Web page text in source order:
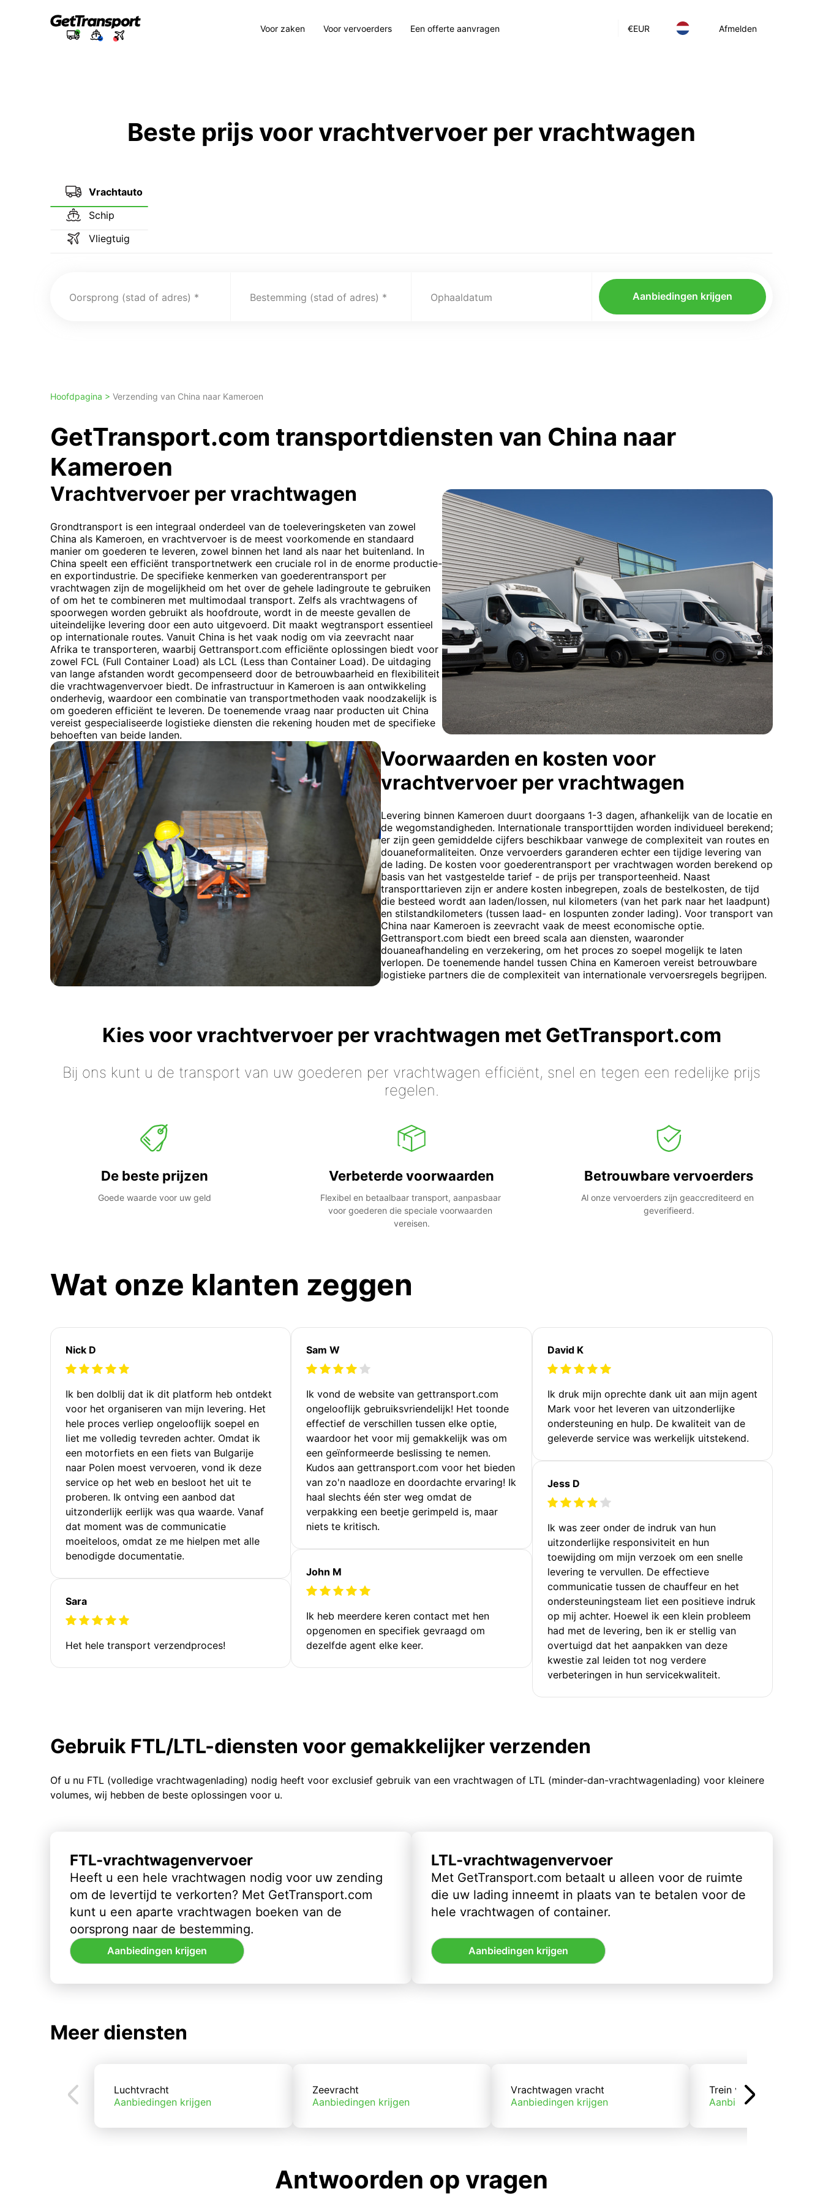
€EUR Afmelden
Voor zaken Voor vervoerders Een offerte aanvragen
Beste prijs voor vrachtvervoer per vrachtwagen
Vrachtauto
Schip
Vliegtuig
Oorsprong (stad of adres) Bestemming (stad of adres) Ophaaldatum Aanbiedingen krijgen
Hoofdpagina > Verzending van China naar Kameroen
GetTransport.com transportdiensten van China naar
Kameroen
Vrachtvervoer per vrachtwagen
Grondtransport is een integraal onderdeel van de toeleveringsketen van zowel
China als Kameroen, en vrachtvervoer is de meest voorkomende en standaard
manier om goederen te leveren, zowel binnen het land als naar het buitenland. In
China speelt een efficiënt transportnetwerk een cruciale rol in de enorme productie-
en exportindustrie. De specifieke kenmerken van goederentransport per
vrachtwagen zijn de mogelijkheid om het over de gehele ladingroute te gebruiken
of om het te combineren met multimodaal transport. Zelfs als vrachtwagens of
spoorwegen worden gebruikt als hoofdroute, wordt in de meeste gevallen de
uiteindelijke levering door een auto uitgevoerd. Dit maakt wegtransport essentieel
op internationale routes. Vanuit China is het vaak nodig om via zeevracht naar
Afrika te transporteren, waarbij Gettransport.com efficiënte oplossingen biedt voor
zowel FCL (Full Container Load) als LCL (Less than Container Load). De uitdaging
van lange afstanden wordt gecompenseerd door de betrouwbaarheid en flexibiliteit
die vrachtwagenvervoer biedt. De infrastructuur in Kameroen is aan ontwikkeling
onderhevig, waardoor een combinatie van transportmethoden vaak noodzakelijk is
om goederen efficiënt te leveren. De toenemende vraag naar producten uit China
vereist gespecialiseerde logistieke diensten die rekening houden met de specifieke
behoeften van beide landen.
Voorwaarden en kosten voor
vrachtvervoer per vrachtwagen
Levering binnen Kameroen duurt doorgaans 1-3 dagen, afhankelijk van de locatie en
de wegomstandigheden. Internationale transporttijden worden individueel berekend;
er zijn geen gemiddelde cijfers beschikbaar vanwege de complexiteit van routes en
douaneformaliteiten. Onze vervoerders garanderen echter een tijdige levering van
de lading. De kosten voor goederentransport per vrachtwagen worden berekend op
basis van het vastgestelde tarief - de prijs per transporteenheid. Naast
transporttarieven zijn er andere kosten inbegrepen, zoals de bestelkosten, de tijd
die besteed wordt aan laden/lossen, nul kilometers (van het park naar het laadpunt)
en stilstandkilometers (tussen laad- en lospunten zonder lading). Voor transport van
China naar Kameroen is zeevracht vaak de meest economische optie.
Gettransport.com biedt een breed scala aan diensten, waaronder
douaneafhandeling en verzekering, om het proces zo soepel mogelijk te laten
verlopen. De toenemende handel tussen China en Kameroen vereist betrouwbare
logistieke partners die de complexiteit van internationale vervoersregels begrijpen.
Kies voor vrachtvervoer per vrachtwagen met GetTransport.com
Bij ons kunt u de transport van uw goederen per vrachtwagen efficiënt, snel en tegen een redelijke prijs
regelen.
De beste prijzen
Goede waarde voor uw geld
Verbeterde voorwaarden
Flexibel en betaalbaar transport, aanpasbaar
voor goederen die speciale voorwaarden
vereisen.
Betrouwbare vervoerders
Al onze vervoerders zijn geaccrediteerd en
geverifieerd.
Wat onze klanten zeggen
Nick D
Ik ben dolblij dat ik dit platform heb ontdekt
voor het organiseren van mijn levering. Het
hele proces verliep ongelooflijk soepel en
liet me volledig tevreden achter. Omdat ik
een motorfiets en een fiets van Bulgarije
naar Polen moest vervoeren, vond ik deze
service op het web en besloot het uit te
proberen. Ik ontving een aanbod dat
uitzonderlijk eerlijk was qua waarde. Vanaf
dat moment was de communicatie
moeiteloos, omdat ze me hielpen met alle
benodigde documentatie.
Sara
Het hele transport verzendproces!
Sam W
Ik vond de website van gettransport.com
ongelooflijk gebruiksvriendelijk! Het toonde
effectief de verschillen tussen elke optie,
waardoor het voor mij gemakkelijk was om
een geïnformeerde beslissing te nemen.
Kudos aan gettransport.com voor het bieden
van zo'n naadloze en doordachte ervaring! Ik
haal slechts één ster weg omdat de
verpakking een beetje gerimpeld is, maar
niets te kritisch.
John M
Ik heb meerdere keren contact met hen
opgenomen en specifiek gevraagd om
dezelfde agent elke keer.
David K
Ik druk mijn oprechte dank uit aan mijn agent
Mark voor het leveren van uitzonderlijke
ondersteuning en hulp. De kwaliteit van de
geleverde service was werkelijk uitstekend.
Jess D
Ik was zeer onder de indruk van hun
uitzonderlijke responsiviteit en hun
toewijding om mijn verzoek om een snelle
levering te vervullen. De effectieve
communicatie tussen de chauffeur en het
ondersteuningsteam liet een positieve indruk
op mij achter. Hoewel ik een klein probleem
had met de levering, ben ik er stellig van
overtuigd dat het aanpakken van deze
kwestie zal leiden tot nog verdere
verbeteringen in hun servicekwaliteit.
Gebruik FTL/LTL-diensten voor gemakkelijker verzenden
Of u nu FTL (volledige vrachtwagenlading) nodig heeft voor exclusief gebruik van een vrachtwagen of LTL (minder-dan-vrachtwagenlading) voor kleinere
volumes, wij hebben de beste oplossingen voor u.
FTL-vrachtwagenvervoer
Heeft u een hele vrachtwagen nodig voor uw zending
om de levertijd te verkorten? Met GetTransport.com
kunt u een aparte vrachtwagen boeken van de
oorsprong naar de bestemming.
Aanbiedingen krijgen
LTL-vrachtwagenvervoer
Met GetTransport.com betaalt u alleen voor de ruimte
die uw lading inneemt in plaats van te betalen voor de
hele vrachtwagen of container.
Aanbiedingen krijgen
Meer diensten
Luchtvracht
Aanbiedingen krijgen
Zeevracht
Aanbiedingen krijgen
Vrachtwagen vracht
Aanbiedingen krijgen
Trein vracht
Aanbiedingen krijgen
Antwoorden op vragen